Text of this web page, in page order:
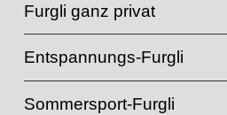
Furgli ganz privat
Entspannungs-Furgli
Sommersport-Furgli